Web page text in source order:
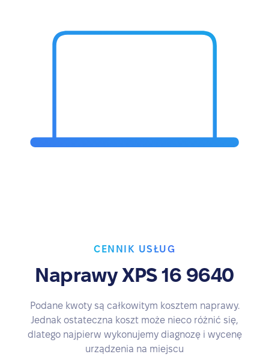
CENNIK USŁUG
Naprawy XPS 16 9640
Podane kwoty są całkowitym kosztem naprawy.
Jednak ostateczna koszt może nieco różnić się,
dlatego najpierw wykonujemy diagnozę i wycenę
urządzenia na miejscu